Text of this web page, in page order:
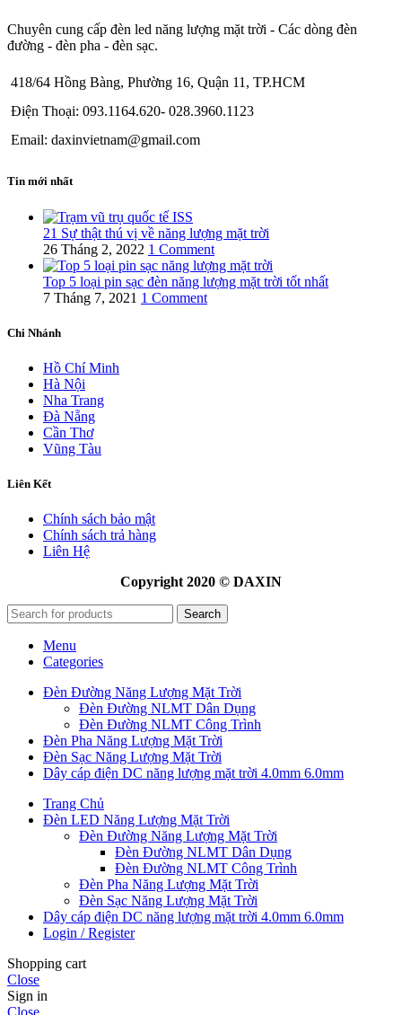
Chuyên cung cấp đèn led năng lượng mặt trời - Các dòng đèn
đường - đèn pha - đèn sạc.
418/64 Hồng Bàng, Phường 16, Quận 11, TP.HCM
Điện Thoại: 093.1164.620- 028.3960.1123
Email: daxinvietnam@gmail.com
Tin mới nhất
21 Sự thật thú vị về năng lượng mặt trời
26 Tháng 2, 2022 1 Comment
Top 5 loại pin sạc đèn năng lượng mặt trời tốt nhất
7 Tháng 7, 2021 1 Comment
Chi Nhánh
Hồ Chí Minh
Hà Nội
Nha Trang
Đà Nẵng
Cần Thơ
Vũng Tàu
Liên Kết
Chính sách bảo mật
Chính sách trả hàng
Liên Hệ
Copyright 2020 © DAXIN
Search
Menu
Categories
Đèn Đường Năng Lượng Mặt Trời
Đèn Đường NLMT Dân Dụng
Đèn Đường NLMT Công Trình
Đèn Pha Năng Lượng Mặt Trời
Đèn Sạc Năng Lượng Mặt Trời
Dây cáp điện DC năng lượng mặt trời 4.0mm 6.0mm
Trang Chủ
Đèn LED Năng Lượng Mặt Trời
Đèn Đường Năng Lượng Mặt Trời
Đèn Đường NLMT Dân Dụng
Đèn Đường NLMT Công Trình
Đèn Pha Năng Lượng Mặt Trời
Đèn Sạc Năng Lượng Mặt Trời
Dây cáp điện DC năng lượng mặt trời 4.0mm 6.0mm
Login / Register
Shopping cart
Close
Sign in